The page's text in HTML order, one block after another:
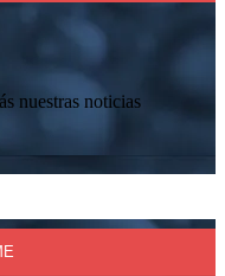
nuestras noticias